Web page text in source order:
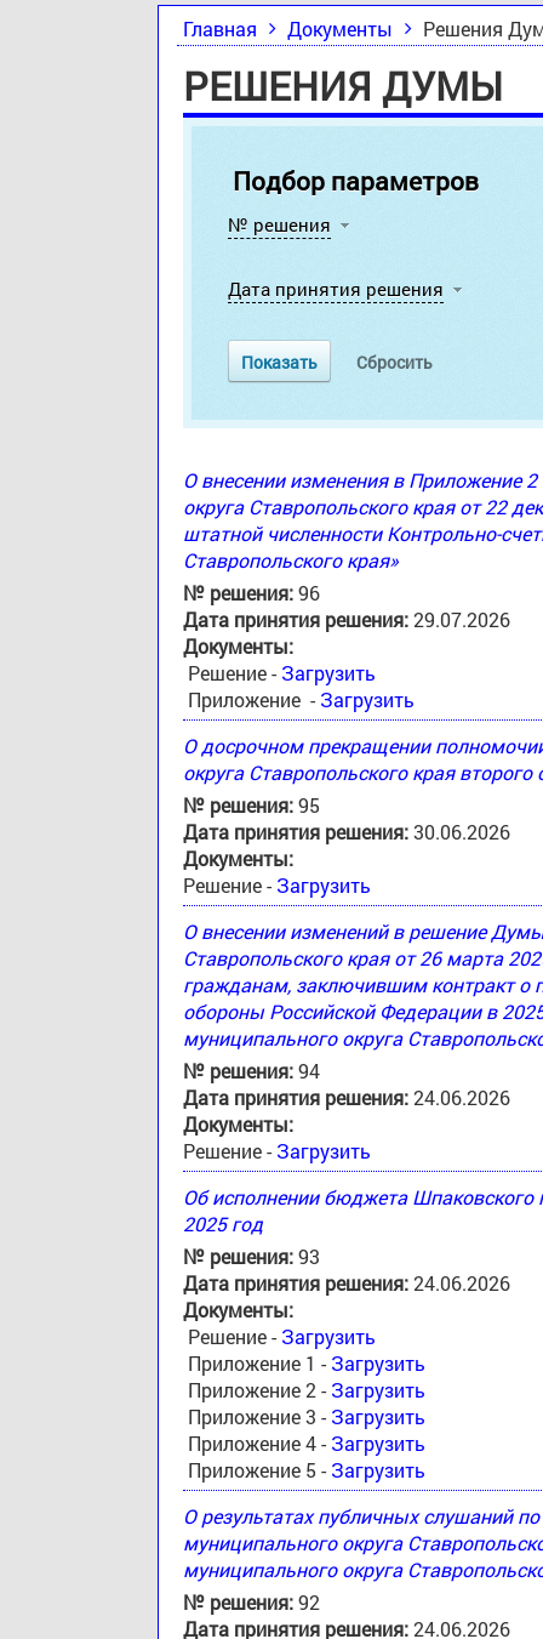
Главная Документы Решения
РЕШЕНИЯ ДУМЫ
Подбор параметров
№ решения
Дата принятия решения
О внесении изменения в Приложение
округа Ставропольского края от 22
штатной численности Контрольно-
Ставропольского края»
№ решения:96
Дата принятия решения:29.07.2026
Документы:
Решение - Загрузить
Приложение - Загрузить
О досрочном прекращении
округа Ставропольского края
№ решения:95
Дата принятия решения:30.06.2026
Документы:
Решение - Загрузить
О внесении изменений в решение
Ставропольского края от 26 марта
гражданам, заключившим контракт о
обороны Российской Федерации в
муниципального округа
№ решения:94
Дата принятия решения:24.06.2026
Документы:
Решение - Загрузить
Об исполнении бюджета Шпаковского
2025 год
№ решения:93
Дата принятия решения:24.06.2026
Документы:
Решение - Загрузить
Приложение 1 - Загрузить
Приложение 2 - Загрузить
Приложение 3 - Загрузить
Приложение 4 - Загрузить
Приложение 5 - Загрузить
О результатах публичных слушаний
муниципального округа
муниципального округа
№ решения:92
Дата принятия решения:24.06.2026